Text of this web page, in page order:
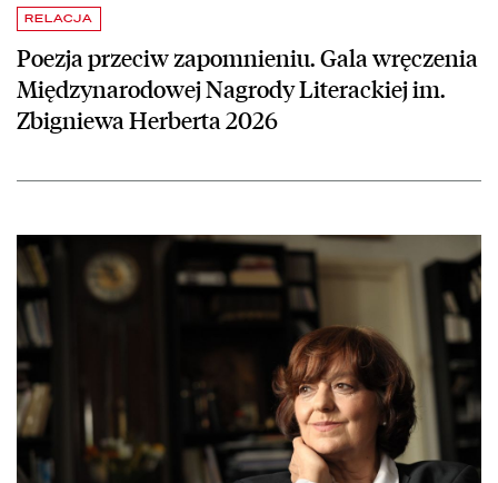
RELACJA
Poezja przeciw zapomnieniu. Gala wręczenia
Międzynarodowej Nagrody Literackiej im.
Zbigniewa Herberta 2026
czytaj więcej o Ana Blandiana laureatką Międzynarodowej Nagrody